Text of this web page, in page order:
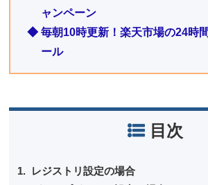
ャンペーン
◆ 毎朝10時更新！楽天市場の24時
ール
目次
レジストリ設定の場合